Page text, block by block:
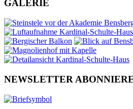
GALERIE
NEWSLETTER